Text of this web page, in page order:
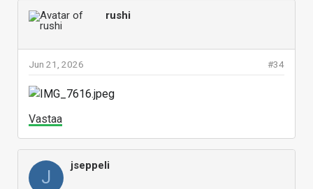
rushi
#34
Jun 21, 2026
Vastaa
J
jseppeli